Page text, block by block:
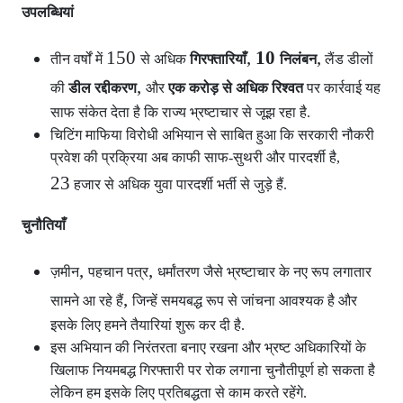
उपलब्धियां
तीन वर्षों में 150से अधिकगिरफ्तारियाँ, 10निलंबन, लैंड डीलों
की डील रद्दीकरण, और एक करोड़ से अधिक रिश्वत पर कार्रवाई यह
साफ संकेत देता है कि राज्य भ्रष्टाचार से जूझ रहा है.
चिटिंग माफिया विरोधी अभियान से साबित हुआ कि सरकारी नौकरी
प्रवेश की प्रक्रिया अब काफी साफ-सुथरी और पारदर्शी है,
23 हजार से अधिक युवा पारदर्शी भर्ती से जुड़े हैं.
चुनौतियाँ
ज़मीन,पहचान पत्र, धर्मांतरण जैसे भ्रष्टाचार के नए रूप लगातार
सामने आ रहे हैं,जिन्हें समयबद्ध रूप से जांचना आवश्यक है और
इसके लिए हमने तैयारियां शुरू कर दी है.
इस अभियान की निरंतरता बनाए रखना और भ्रष्ट अधिकारियों के
खिलाफ नियमबद्ध गिरफ्तारी पर रोक लगाना चुनौतीपूर्ण हो सकता है
लेकिन हम इसके लिए प्रतिबद्धता से काम करते रहेंगे.